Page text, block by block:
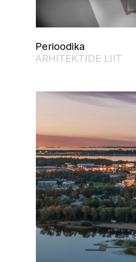
Perioodika
ARHITEKTIDE LIIT